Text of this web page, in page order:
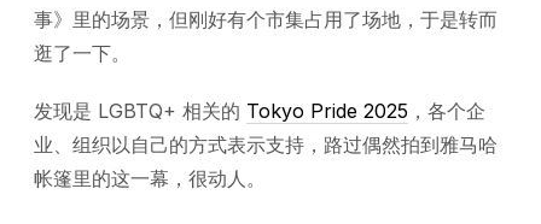
事》里的场景，但刚好有个市集占用了场地，于是转而
逛了一下。
发现是 LGBTQ+ 相关的 Tokyo Pride 2025 ，各个企
业、组织以自己的方式表示支持，路过偶然拍到雅马哈
帐篷里的这一幕，很动人。